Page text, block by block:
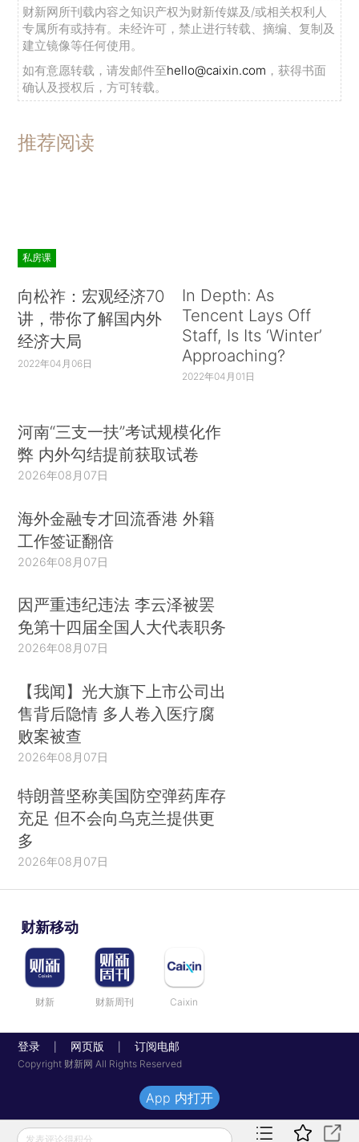
财新网所刊载内容之知识产权为财新传媒及/或相关权利人
专属所有或持有。未经许可，禁止进行转载、摘编、复制及
建立镜像等任何使用。
如有意愿转载，请发邮件至hello@caixin.com ，获得书面
确认及授权后，方可转载。
推荐阅读
私房课
向松祚：宏观经济70
讲，带你了解国内外
经济大局
2022年04月06日
In Depth: As
Tencent Lays Off
Staff, Is Its ‘Winter’
Approaching?
2022年04月01日
河南“三支一扶”考试规模化作
弊 内外勾结提前获取试卷
2026年08月07日
海外金融专才回流香港 外籍
工作签证翻倍
2026年08月07日
因严重违纪违法 李云泽被罢
免第十四届全国人大代表职务
2026年08月07日
【我闻】光大旗下上市公司出
售背后隐情 多人卷入医疗腐
败案被查
2026年08月07日
特朗普坚称美国防空弹药库存
充足 但不会向乌克兰提供更
多
2026年08月07日
财新移动
财新 财新周刊 Caixin
登录 网页版 订阅电邮
Copyright 财新网 All Rights Reserved
发表评论得积分
App 内打开